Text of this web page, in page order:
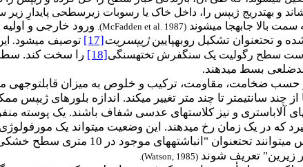
و به­تدریج ژیپس را، داخل خاک یا رسوبات زیرسطحی پایدارِ
بالا جابه­جا می­شوند (
McFadden et al. 1987
). ورود خارجی و
و تحت­عنوان تشکیل روبه­پایینژیپسریت[17] توصیف می­شود.
است سطح رگولیت یک سنگ­فرش تخته­سنگی[18] را سخت کند.
بسط می­دهند.
ضخامت، مقاومت، ترکیب و خلوص به میزان قابل­توجهی
چند سانتی­متر تا چند متر تغییر می­کند. اندازه بلورهای
آلاباستری و نیز کلاست­های عدسی شفاف باشند. یک
که در یک زمان رخ می­دهند. این وضعیت می­تواند یک مورفولوژی
تحت­عنوان "انباشته­های موجود در 10 متری سطح خشکی با
(
Watson, 1985
).